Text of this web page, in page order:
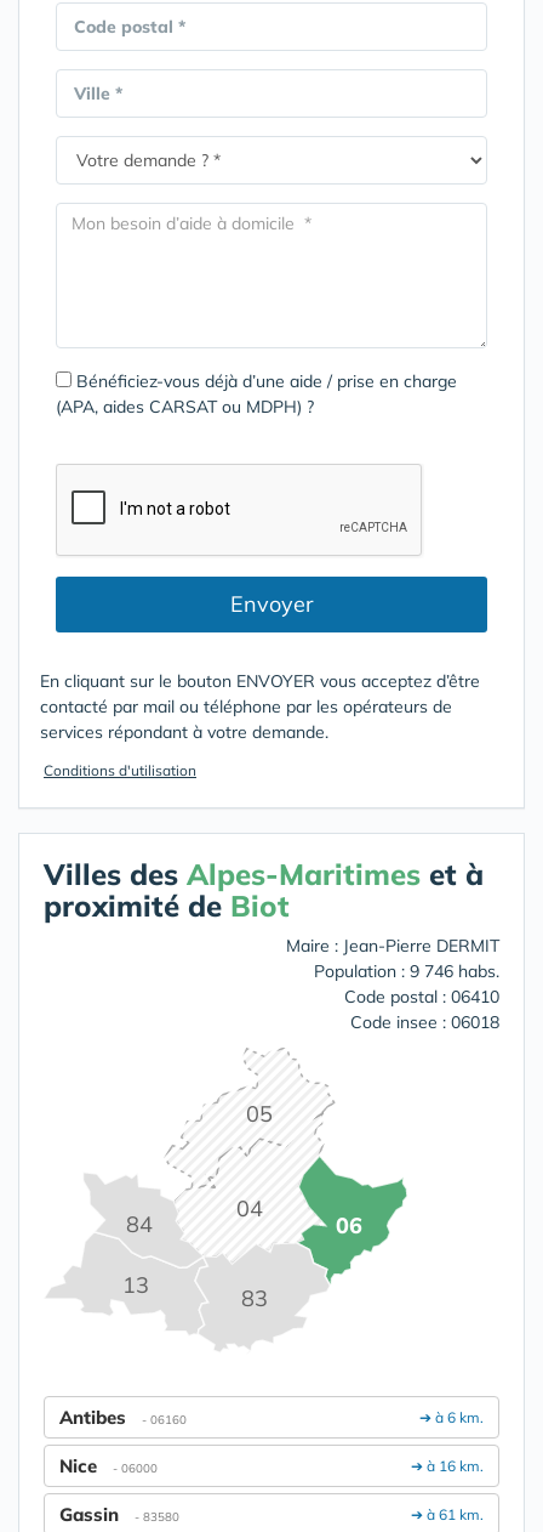
Code postal *
Ville *
Bénéficiez-vous déjà d’une aide / prise en charge
(APA, aides CARSAT ou MDPH) ?
Envoyer
En cliquant sur le bouton ENVOYER vous acceptez d’être
contacté par mail ou téléphone par les opérateurs de
services répondant à votre demande.
Conditions d'utilisation
Villes des Alpes-Maritimes et à
proximité de Biot
Maire : Jean-Pierre DERMIT
Population : 9 746 habs.
Code postal : 06410
Code insee : 06018
04
05
06
13 83
84
➔ à 6 km.
Antibes - 06160
➔ à 16 km.
Nice - 06000
➔ à 61 km.
Gassin - 83580